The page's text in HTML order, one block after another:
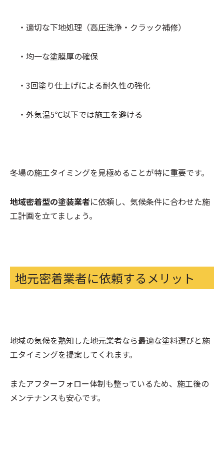
・適切な下地処理（高圧洗浄・クラック補修）
・均一な塗膜厚の確保
・3回塗り仕上げによる耐久性の強化
・外気温5℃以下では施工を避ける
冬場の施工タイミングを見極めることが特に重要です。
地域密着型の塗装業者に依頼し、気候条件に合わせた施
工計画を立てましょう。
地元密着業者に依頼するメリット
地域の気候を熟知した地元業者なら最適な塗料選びと施
工タイミングを提案してくれます。
またアフターフォロー体制も整っているため、施工後の
メンテナンスも安心です。